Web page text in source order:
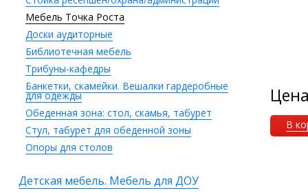
Мебель Точка Роста
Доски аудиторные
Библиотечная мебель
Трибуны-кафедры
Банкетки, скамейки. Вешалки гардеробные
для одежды
Обеденная зона: стол, скамья, табурет
Стул, табурет для обеденной зоны
Опоры для столов
Детская мебель. Мебель для ДОУ
В